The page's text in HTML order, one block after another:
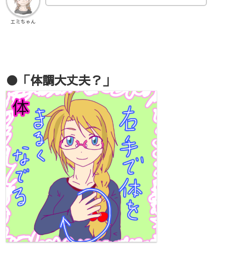
エミちゃん
●「体調大丈夫？」